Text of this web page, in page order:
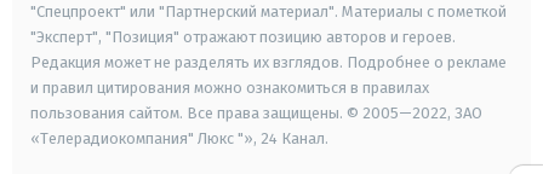
"Спецпроект" или "Партнерский материал". Материалы с пометкой
"Эксперт", "Позиция" отражают позицию авторов и героев.
Редакция может не разделять их взглядов. Подробнее о рекламе
и правил цитирования можно ознакомиться в правилах
пользования сайтом. Все права защищены. © 2005—2022, ЗАО
«Телерадиокомпания" Люкс "», 24 Канал.